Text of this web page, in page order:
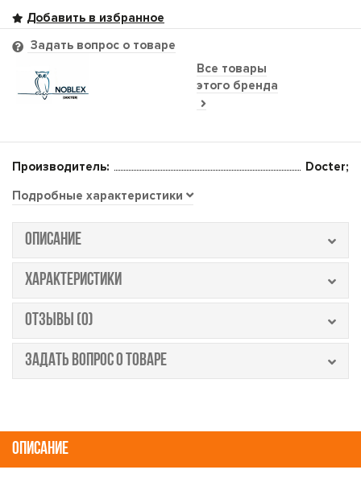
Все товары
этого бренда
Задать вопрос о товаре
Производитель:
Docter;
Подробные характеристики
ОПИСАНИЕ
ХАРАКТЕРИСТИКИ
ОТЗЫВЫ (0)
ЗАДАТЬ ВОПРОС О ТОВАРЕ
ОПИСАНИЕ